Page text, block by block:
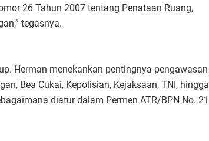
26 Tahun 2007 tentang Penataan Ruang,
tegasnya.
Herman menekankan pentingnya pengawasan
Bea Cukai, Kepolisian, Kejaksaan, TNI, hingga
diatur dalam Permen ATR/BPN No. 21